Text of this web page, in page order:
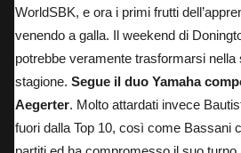
WorldSBK, e ora i primi frutti
venendo a galla. Il weekend di
potrebbe veramente trasformarsi nella
stagione. Segue il duo Yamaha
Aegerter. Molto attardati invece
fuori dalla Top 10, così come Bassani